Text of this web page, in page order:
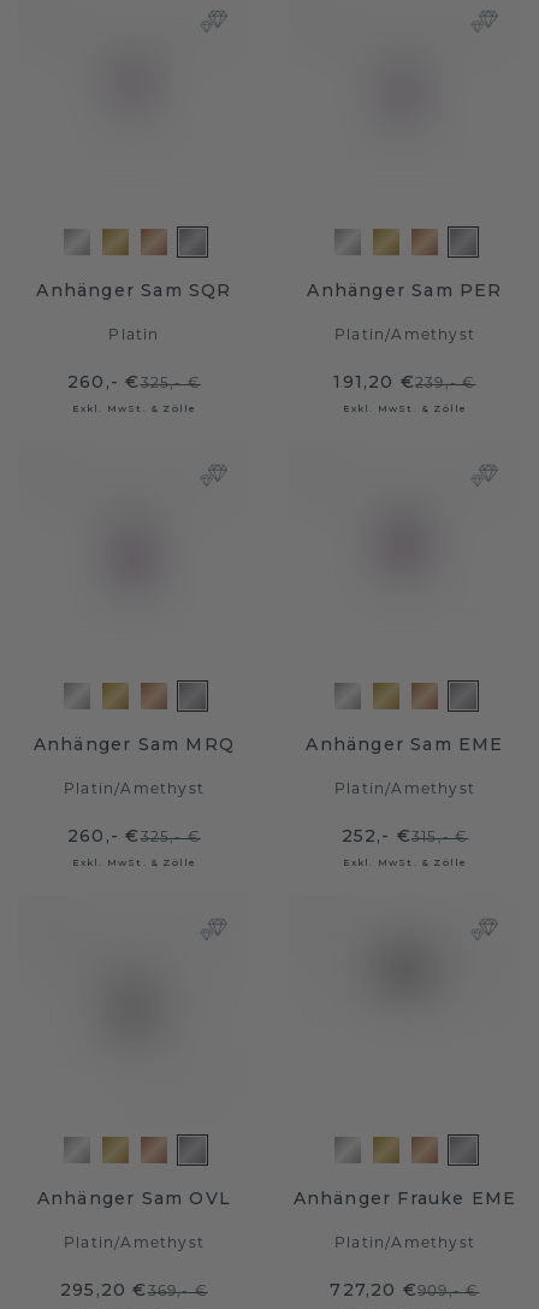
Anhänger Sam SQR
Platin
260,- €325,- €
Exkl. MwSt. & Zölle
Anhänger Sam PER
Platin/Amethyst
191,20 €239,- €
Exkl. MwSt. & Zölle
Anhänger Sam MRQ
Platin/Amethyst
260,- €325,- €
Exkl. MwSt. & Zölle
Anhänger Sam EME
Platin/Amethyst
252,- €315,- €
Exkl. MwSt. & Zölle
Anhänger Sam OVL
Platin/Amethyst
295,20 €369,- €
Anhänger Frauke EME
Platin/Amethyst
727,20 €909,- €